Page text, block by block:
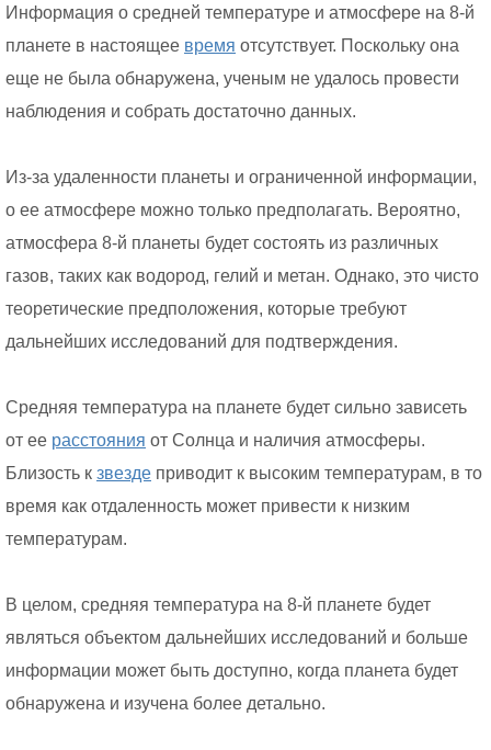
Информация о средней температуре и атмосфере на 8-й
планете в настоящее время отсутствует. Поскольку она
еще не была обнаружена, ученым не удалось провести
наблюдения и собрать достаточно данных.
Из-за удаленности планеты и ограниченной информации,
о ее атмосфере можно только предполагать. Вероятно,
атмосфера 8-й планеты будет состоять из различных
газов, таких как водород, гелий и метан. Однако, это чисто
теоретические предположения, которые требуют
дальнейших исследований для подтверждения.
Средняя температура на планете будет сильно зависеть
от ее расстояния от Солнца и наличия атмосферы.
Близость к звезде приводит к высоким температурам, в то
время как отдаленность может привести к низким
температурам.
В целом, средняя температура на 8-й планете будет
являться объектом дальнейших исследований и больше
информации может быть доступно, когда планета будет
обнаружена и изучена более детально.